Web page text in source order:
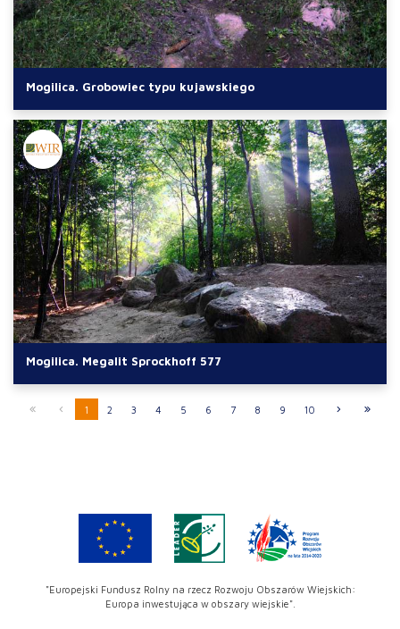
Mogilica. Grobowiec typu kujawskiego
Mogilica. Megalit Sprockhoff 577
1 2 3 4 5 6 7 8 9 10
"Europejski Fundusz Rolny na rzecz Rozwoju Obszarów Wiejskich:
Europa inwestująca w obszary wiejskie".